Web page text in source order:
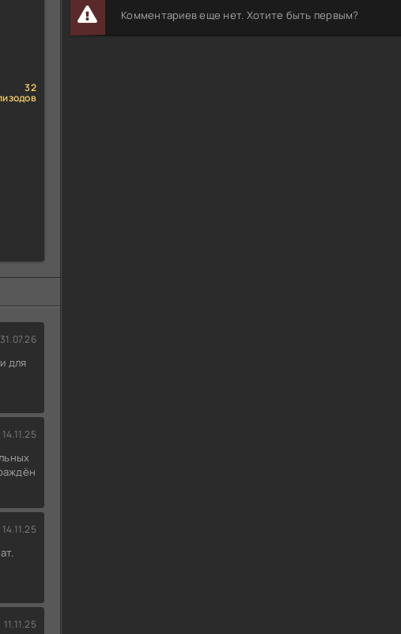
32
31.07.26
для
14.11.25
14.11.25
11.11.25
Комментариев еще нет. Хотите быть первым?